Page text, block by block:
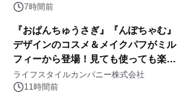
7時間前
『おぱんちゅうさぎ』『んぽちゃむ』
デザインのコスメ＆メイクパフがミル
フィーから登場！見ても使っても楽し
い、ポップでキュートなコレクショ
ン。
ライフスタイルカンパニー株式会社
11時間前